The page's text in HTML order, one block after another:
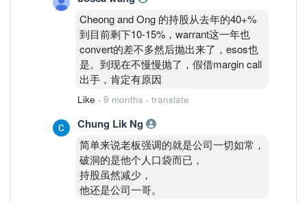
Cheong and Ong 的持股从去年的40+%
到目前剩下10-15%，warrant这一年也
convert的差不多然后抛出来了，esos也
是。到现在不慢慢抛了，假借margin call
出手，肯定有原因
Like · 9 months · translate
Chung Lik Ng
简单来说老板强调的就是公司一切如常，
破洞的是他个人口袋而已，
持股虽然减少，
他还是公司一哥。